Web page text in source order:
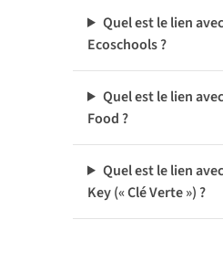
Quel est le lien
Ecoschools ?
Quel est le lien
Food ?
Quel est le lien
Key (« Clé Verte ») ?